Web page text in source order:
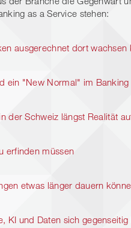
as a Service stehen:
ausgerechnet dort
ein "New Normal" im Banking
der Schweiz längst Realität
erfinden müssen
etwas länger dauern
KI und Daten sich gegenseitig